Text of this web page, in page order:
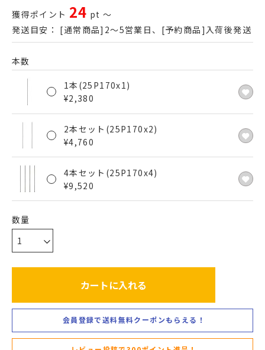
獲得ポイント 24 pt 〜
発送目安： [通常商品]2～5営業日、[予約商品]入荷後発送
本数
1本(25P170x1)
¥2,380
2本セット(25P170x2)
¥4,760
4本セット(25P170x4)
¥9,520
カートに入れる
会員登録で送料無料クーポンもらえる！